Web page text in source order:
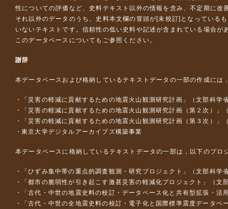
性についての評価など、史料テキスト以外の情報を含み、不定期に改
それ以外のデータのうち、史料本文欄の冒頭が[未校訂]となっている
いないテキストです。信頼性の低い史料や記述が含まれている場合が
このデータベースについて もご参照ください。
謝辞
本データベースおよび格納しているテキストデータの一部の作成には
「災害の軽減に貢献するための地震火山観測研究計画」（文部科学
「災害の軽減に貢献するための地震火山観測研究計画（第２次）」
「災害の軽減に貢献するための地震火山観測研究計画（第３次）」
東京大学デジタルアーカイブズ構築事業
本データベースに格納しているテキストデータの一部は，以下のプロ
「ひずみ集中帯の重点的調査観測・研究プロジェクト」（文部科
「都市の脆弱性が引き起こす激甚災害の軽減化プロジェクト」（
「古代・中世の地震史料の校訂・データベース化と共有型拡張・
「古代・中世の全地震史料の校訂・電子化と国際標準震度データ